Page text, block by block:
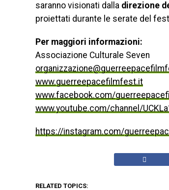
saranno visionati dalla direzione
proiettati durante le serate del
Per maggiori informazioni:
Associazione Culturale Seven
www.guerreepacefilmfest.it
www.facebook.com/
www.youtube.com/channel/
https://instagram.com/
RELATED TOPICS: